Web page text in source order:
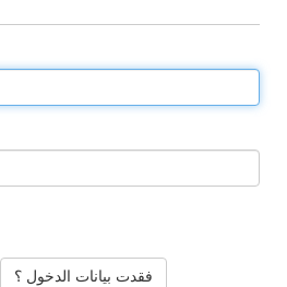
فقدت بيانات الدخول ؟